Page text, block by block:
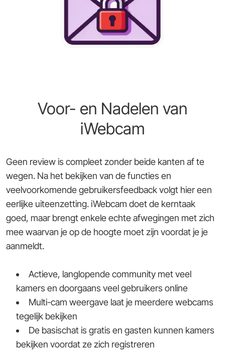
Voor- en Nadelen van
iWebcam
Geen review is compleet zonder beide kanten af te
wegen. Na het bekijken van de functies en
veelvoorkomende gebruikersfeedback volgt hier een
eerlijke uiteenzetting. iWebcam doet de kerntaak
goed, maar brengt enkele echte afwegingen met zich
mee waarvan je op de hoogte moet zijn voordat je je
aanmeldt.
Actieve, langlopende community met veel
kamers en doorgaans veel gebruikers online
Multi-cam weergave laat je meerdere webcams
tegelijk bekijken
De basischat is gratis en gasten kunnen kamers
bekijken voordat ze zich registreren